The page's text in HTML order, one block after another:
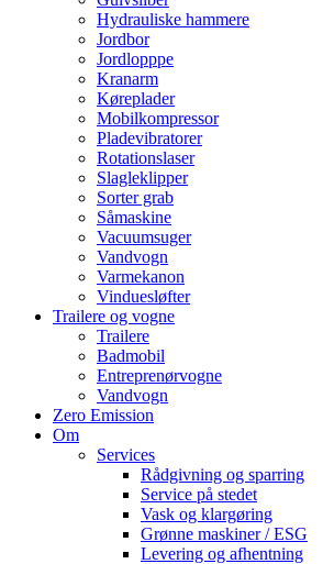
Hydrauliske hammere
Jordbor
Jordlopppe
Kranarm
Køreplader
Mobilkompressor
Pladevibratorer
Rotationslaser
Slagleklipper
Sorter grab
Såmaskine
Vacuumsuger
Vandvogn
Varmekanon
Vinduesløfter
Trailere og vogne
Trailere
Badmobil
Entreprenørvogne
Vandvogn
Zero Emission
Om
Services
Rådgivning og sparring
Service på stedet
Vask og klargøring
Grønne maskiner / ESG
Levering og afhentning